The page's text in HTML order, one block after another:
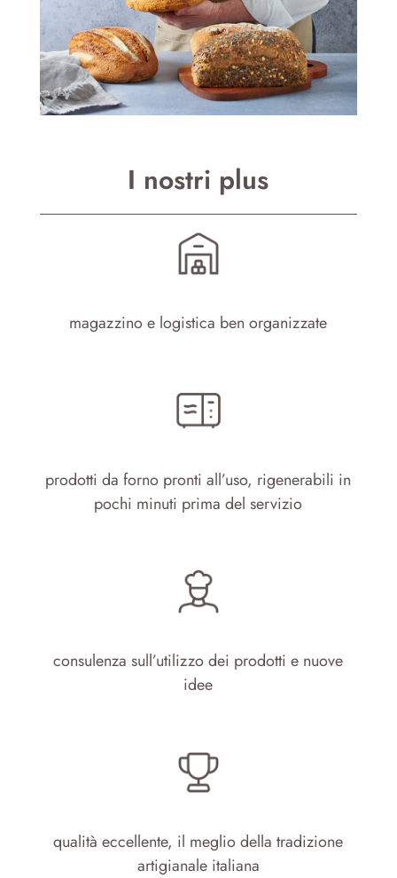
I nostri plus
magazzino e logistica ben organizzate
prodotti da forno pronti all’uso, rigenerabili in
pochi minuti prima del servizio
consulenza sull’utilizzo dei prodotti e nuove
idee
qualità eccellente, il meglio della tradizione
artigianale italiana